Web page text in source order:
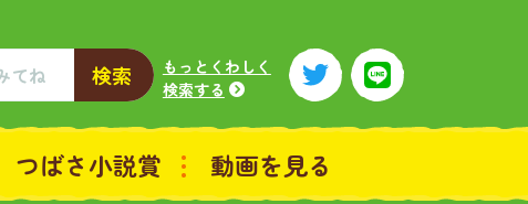
検索
もっとくわしく
検索する
つばさ小説賞 動画を見る